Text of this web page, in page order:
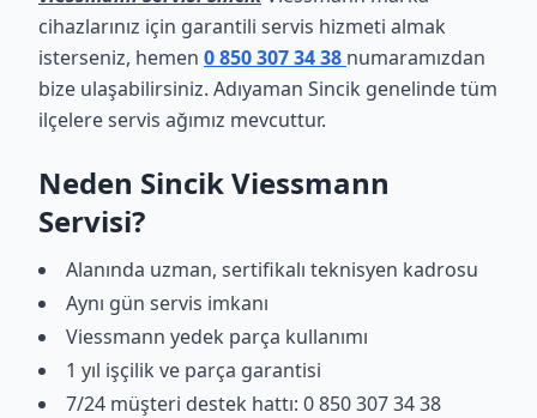
cihazlarınız için garantili servis hizmeti almak
isterseniz, hemen 0 850 307 34 38 numaramızdan
bize ulaşabilirsiniz. Adıyaman Sincik genelinde tüm
ilçelere servis ağımız mevcuttur.
Neden Sincik Viessmann
Servisi?
Alanında uzman, sertifikalı teknisyen kadrosu
Aynı gün servis imkanı
Viessmann yedek parça kullanımı
1 yıl işçilik ve parça garantisi
7/24 müşteri destek hattı: 0 850 307 34 38